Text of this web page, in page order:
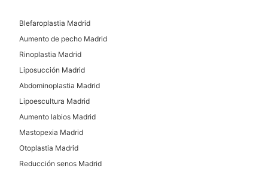
Blefaroplastia Madrid
Aumento de pecho Madrid
Rinoplastia Madrid
Liposucción Madrid
Abdominoplastia Madrid
Lipoescultura Madrid
Aumento labios Madrid
Mastopexia Madrid
Otoplastia Madrid
Reducción senos Madrid